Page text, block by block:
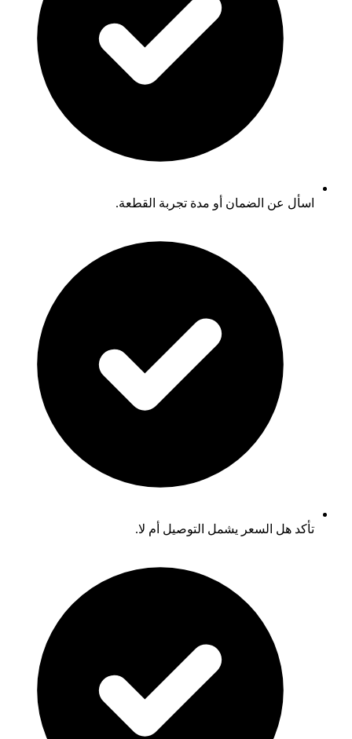
اسأل عن الضمان أو مدة تجربة القطعة.
تأكد هل السعر يشمل التوصيل أم لا.